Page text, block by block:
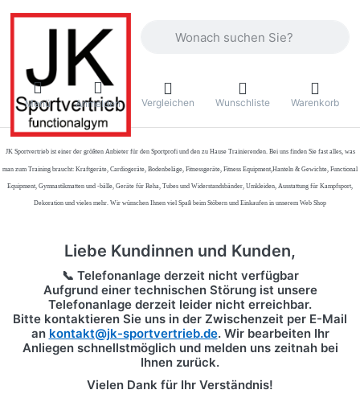
Menü Anmelden Vergleichen Wunschliste Warenkorb
JK Sportvertrieb ist einer der größten Anbieter für den Sportprofi und den zu Hause Trainierenden. Bei uns finden Sie fast alles, was
man zum Training braucht: Kraftgeräte, Cardiogeräte, Bodenbeläge, Fitnessgeräte, Fitness Equipment,Hanteln & Gewichte, Functional
Equipment, Gymnastikmatten und -bälle, Geräte für Reha, Tubes und Widerstandsbänder, Umkleiden, Ausstattung für Kampfsport,
Dekoration und vieles mehr. Wir wünschen Ihnen viel Spaß beim Stöbern und Einkaufen in unserem Web Shop
Liebe Kundinnen und Kunden,
📞 Telefonanlage derzeit nicht verfügbar
Aufgrund einer technischen Störung ist unsere
Telefonanlage derzeit leider nicht erreichbar.
Bitte kontaktieren Sie uns in der Zwischenzeit per E-Mail
an kontakt@jk-sportvertrieb.de. Wir bearbeiten Ihr
Anliegen schnellstmöglich und melden uns zeitnah bei
Ihnen zurück.
Vielen Dank für Ihr Verständnis!